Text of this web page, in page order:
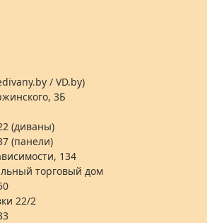
/ VD.by)
3Б
(диваны)
(панели)
134
торговый дом
22/2